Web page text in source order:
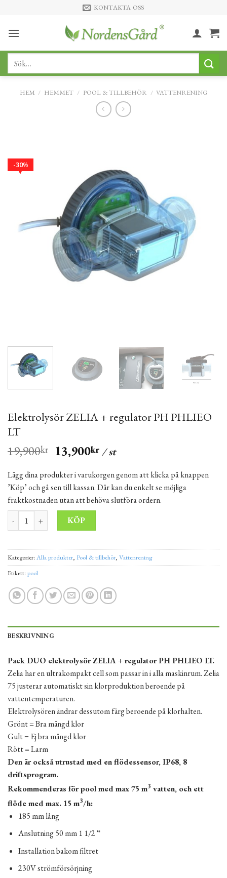
content
KONTAKTA OSS
Sök
HEM / HEMMET / POOL & TILLBEHÖR / VATTENRENING
Elektrolysör ZELIA + regulator PH PHLIEO
LT
19,900kr 13,900kr / st
Lägg dina produkter i varukorgen genom att klicka på knappen
’Köp’ och gå sen till kassan. Där kan du enkelt se möjliga
fraktkostnaden utan att behöva slutföra ordern.
Elektrolysör ZELIA + regulator PH PHLIEO LT mängd
KÖP
Kategorier:Alla produkter, Pool & tillbehör, Vattenrening
Etikett:pool
BESKRIVNING
Pack DUO elektrolysör ZELIA + regulator PH PHLIEO LT.
Zelia har en ultrakompakt cell som passar in i alla maskinrum. Zelia
75 justerar automatiskt sin klorproduktion beroende på
vattentemperaturen.
Elektrolysören ändrar dessutom färg beroende på klorhalten.
Grönt = Bra mängd klor
Gult = Ej bra mängd klor
Rött = Larm
Den är också utrustad med en flödessensor, IP68, 8
driftsprogram.
Rekommenderas för pool med max 75 m3 vatten, och ett
flöde med max. 15 m3/h:
185 mm lång
Anslutning 50 mm 1 1/2 “
Installation bakom filtret
230V strömförsörjning
%
30